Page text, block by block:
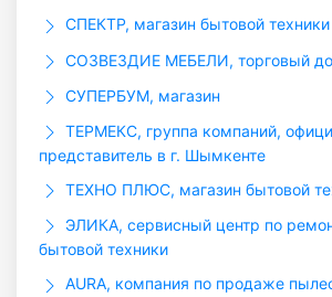
СПЕКТР, магазин бытовой техники
СОЗВЕЗДИЕ МЕБЕЛИ, торговый
СУПЕРБУМ, магазин
ТЕРМЕКС, группа компаний,
представитель в г. Шымкенте
ТЕХНО ПЛЮС, магазин бытовой
ЭЛИКА, сервисный центр по
бытовой техники
AURA, компания по продаже